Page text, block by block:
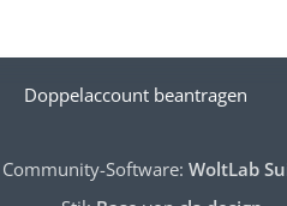
Doppelaccount beantragen
Community-Software: WoltLab